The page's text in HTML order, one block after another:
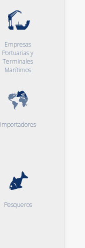
Empresas
Portuarias y
Terminales
Marítimos
Importadores
Pesqueros